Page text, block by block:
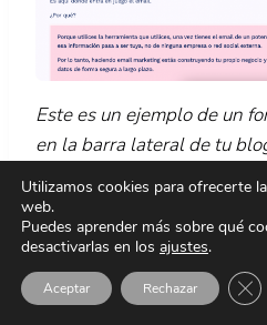
Este es un ejemplo de un
en la barra lateral de tu
Utilizamos cookies para ofrecerte
web.
Puedes aprender más sobre qué
desactivarlas en los ajustes.
Aceptar Rechazar